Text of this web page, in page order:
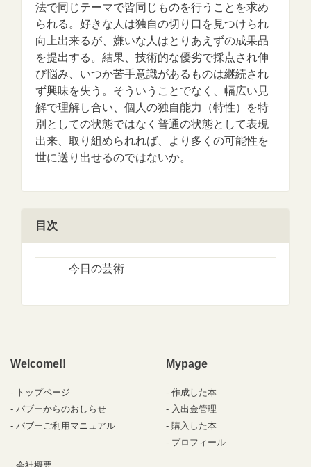
法で同じテーマで皆同じものを行うことを求め
られる。好きな人は独自の切り口を見つけられ
向上出来るが、嫌いな人はとりあえずの成果品
を提出する。結果、技術的な優劣で採点され伸
び悩み、いつか苦手意識があるものは継続され
ず興味を失う。そういうことでなく、幅広い見
解で理解し合い、個人の独自能力（特性）を特
別としての状態ではなく普通の状態として表現
出来、取り組められれば、より多くの可能性を
世に送り出せるのではないか。
目次
今日の芸術
Welcome!!
トップページ
パブーからのおしらせ
パブーご利用マニュアル
Mypage
作成した本
入出金管理
購入した本
プロフィール